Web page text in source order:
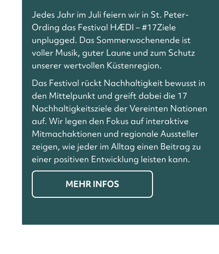
Jedes Jahr im Juli feiern wir in St. Peter-
Ording das Festival HÆDI – #17Ziele
unplugged. Das Sommerwochenende ist
voller Musik, guter Laune und zum Schutz
unserer wertvollen Küstenregion.
Das Festival rückt Nachhaltigkeit bewusst in
den Mittelpunkt und greift dabei die 17
Nachhaltigkeitsziele der Vereinten Nationen
auf. Wir legen den Fokus auf interaktive
Mitmachaktionen und regionale Aussteller
zeigen, wie jeder im Alltag einen Beitrag zu
einer positiven Entwicklung leisten kann.
MEHR INFOS